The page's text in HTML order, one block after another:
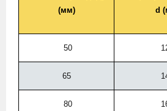
(мм)
d
50
65
80